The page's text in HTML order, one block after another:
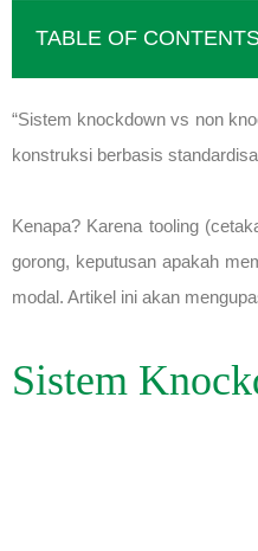
TABLE OF
“Sistem knockdown vs non
konstruksi berbasis
Kenapa? Karena tooling
gorong, keputusan apakah
modal. Artikel ini akan
Sistem